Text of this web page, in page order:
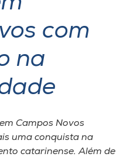
com
na
Campos Novos
uma conquista na
catarinense. Além de